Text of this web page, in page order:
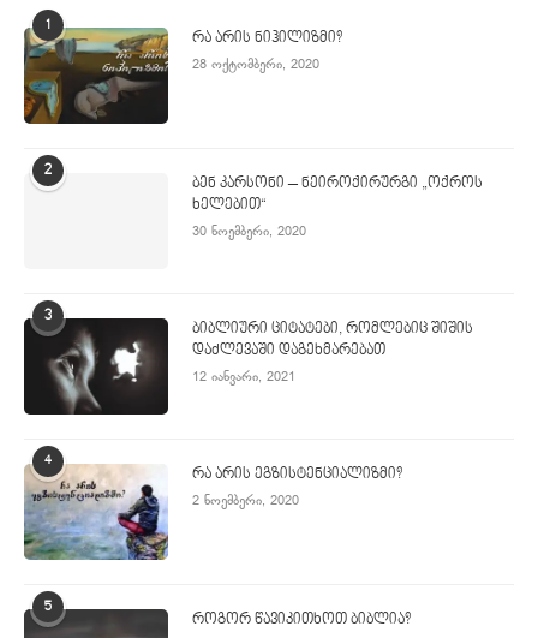
1
რა არის ნიჰილიზმი?
28 ოქტომბერი, 2020
2
ბენ კარსონი – ნეიროქირურგი „ოქროს
ხელებით“
30 ნოემბერი, 2020
3
ბიბლიური ციტატები, რომლებიც შიშის
დაძლევაში დაგეხმარებათ
12 იანვარი, 2021
4
რა არის ეგზისტენციალიზმი?
2 ნოემბერი, 2020
5
როგორ წავიკითხოთ ბიბლია?